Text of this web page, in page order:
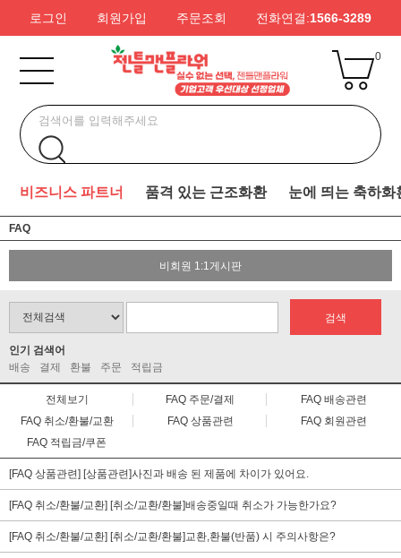
로그인 회원가입 주문조회 전화연결:1566-3289
0
비즈니스 파트너 품격 있는 근조화환 눈에 띄는 축하화
FAQ
비회원 1:1게시판
검색
인기 검색어
배송
결제 환불 주문 적립금
전체보기 FAQ 주문/결제
FAQ 배송관련
FAQ 취소/환불/교환
FAQ 상품관련
FAQ 회원관련
FAQ 적립금/쿠폰
[FAQ 상품관련] [상품관련]사진과 배송 된 제품에 차이가 있어요.
[FAQ 취소/환불/교환] [취소/교환/환불]배송중일때 취소가 가능한가요?
[FAQ 취소/환불/교환] [취소/교환/환불]교환,환불(반품) 시 주의사항은?